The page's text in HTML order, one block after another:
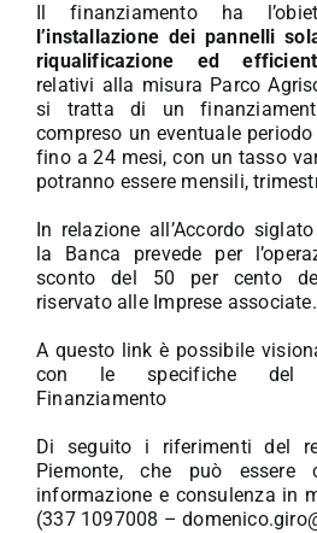
Il finanziamento ha
l’installazione dei pannelli
riqualificazione ed
relativi alla misura Parco
si tratta di un
compreso un eventuale
fino a 24 mesi, con un tasso
potranno essere mensili,
In relazione all’Accordo
la Banca prevede per
sconto del 50 per cento
riservato alle Imprese associate.
A questo link è possibile
con le specifiche del
Finanziamento
Di seguito i riferimenti del
Piemonte, che può essere
informazione e consulenza in
(337 1097008 –